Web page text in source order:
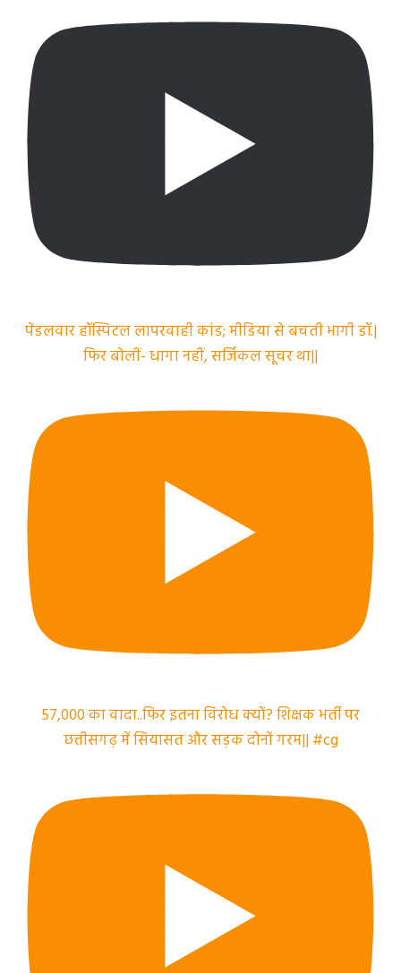
पेंडलवार हॉस्पिटल लापरवाही कांड; मीडिया से बचती भागी डॉ.|
फिर बोलीं- धागा नहीं, सर्जिकल सूचर था||
57,000 का वादा..फिर इतना विरोध क्यों? शिक्षक भर्ती पर
छत्तीसगढ़ में सियासत और सड़क दोनों गरम|| #cg